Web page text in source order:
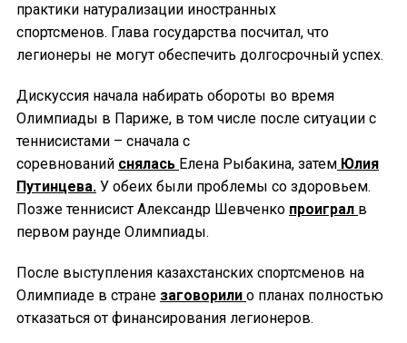
практики натурализации иностранных
спортсменов. Глава государства посчитал, что
легионеры не могут обеспечить долгосрочный успех.
Дискуссия начала набирать обороты во время
Олимпиады в Париже, в том числе после ситуации с
теннисистами – сначала с
соревнований снялась Елена Рыбакина, затем Юлия
Путинцева. У обеих были проблемы со здоровьем.
Позже теннисист Александр Шевченко проиграл в
первом раунде Олимпиады.
После выступления казахстанских спортсменов на
Олимпиаде в стране заговорили о планах полностью
отказаться от финансирования легионеров.